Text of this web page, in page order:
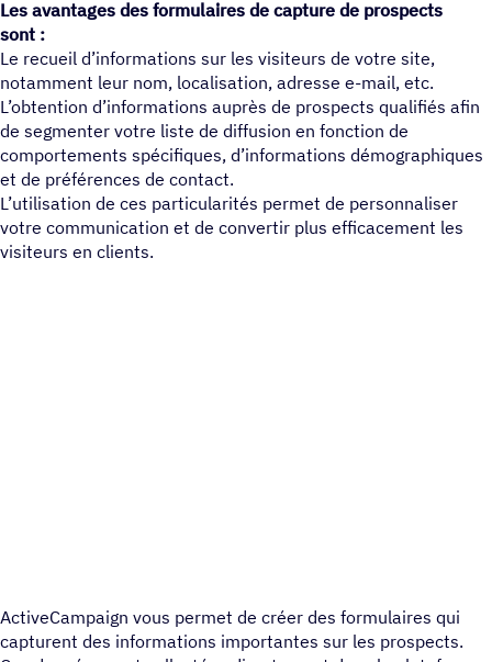
Les avantages des formulaires de capture de prospects
sont :
Le recueil d’informations sur les visiteurs de votre site,
notamment leur nom, localisation, adresse e-mail, etc.
L’obtention d’informations auprès de prospects qualifiés afin
de segmenter votre liste de diffusion en fonction de
comportements spécifiques, d’informations démographiques
et de préférences de contact.
L’utilisation de ces particularités permet de personnaliser
votre communication et de convertir plus efficacement les
visiteurs en clients.
ActiveCampaign vous permet de créer des formulaires qui
capturent des informations importantes sur les prospects.